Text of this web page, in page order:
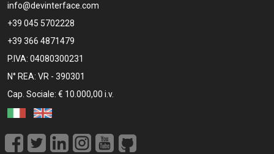
info@devinterface.com
+39 045 5702228
+39 366 4871479
P.IVA: 04080300231
N° REA: VR - 390301
Cap. Sociale: € 10.000,00 i.v.